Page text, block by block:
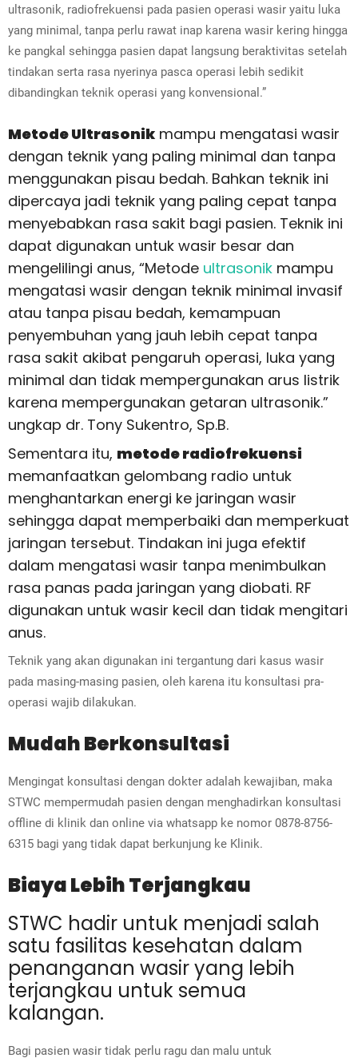
ultrasonik, radiofrekuensi pada pasien operasi wasir yaitu luka
yang minimal, tanpa perlu rawat inap karena wasir kering hingga
ke pangkal sehingga pasien dapat langsung beraktivitas setelah
tindakan serta rasa nyerinya pasca operasi lebih sedikit
dibandingkan teknik operasi yang konvensional.”
Metode Ultrasonik mampu mengatasi wasir
dengan teknik yang paling minimal dan tanpa
menggunakan pisau bedah. Bahkan teknik ini
dipercaya jadi teknik yang paling cepat tanpa
menyebabkan rasa sakit bagi pasien. Teknik ini
dapat digunakan untuk wasir besar dan
mengelilingi anus, “Metode ultrasonik mampu
mengatasi wasir dengan teknik minimal invasif
atau tanpa pisau bedah, kemampuan
penyembuhan yang jauh lebih cepat tanpa
rasa sakit akibat pengaruh operasi, luka yang
minimal dan tidak mempergunakan arus listrik
karena mempergunakan getaran ultrasonik.”
ungkap dr. Tony Sukentro, Sp.B.
Sementara itu, metode radiofrekuensi
memanfaatkan gelombang radio untuk
menghantarkan energi ke jaringan wasir
sehingga dapat memperbaiki dan memperkuat
jaringan tersebut. Tindakan ini juga efektif
dalam mengatasi wasir tanpa menimbulkan
rasa panas pada jaringan yang diobati. RF
digunakan untuk wasir kecil dan tidak mengitari
anus.
Teknik yang akan digunakan ini tergantung dari kasus wasir
pada masing-masing pasien, oleh karena itu konsultasi pra-
operasi wajib dilakukan.
Mudah Berkonsultasi
Mengingat konsultasi dengan dokter adalah kewajiban, maka
STWC mempermudah pasien dengan menghadirkan konsultasi
offline di klinik dan online via whatsapp ke nomor 0878-8756-
6315 bagi yang tidak dapat berkunjung ke Klinik.
Biaya Lebih Terjangkau
STWC hadir untuk menjadi salah
satu fasilitas kesehatan dalam
penanganan wasir yang lebih
terjangkau untuk semua
kalangan.
Bagi pasien wasir tidak perlu ragu dan malu untuk